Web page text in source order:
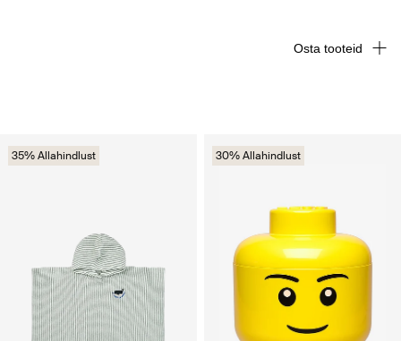
35% Allahindlust 30% Allahindlust
Osta tooteid